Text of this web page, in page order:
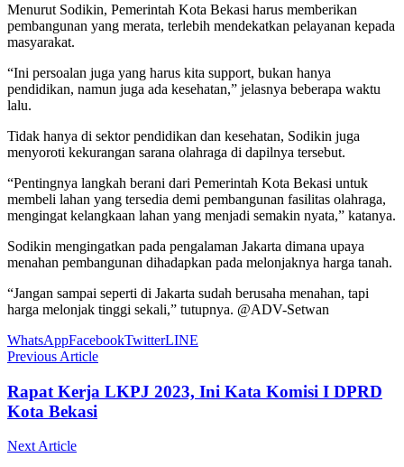
Menurut Sodikin, Pemerintah Kota Bekasi harus memberikan
pembangunan yang merata, terlebih mendekatkan pelayanan kepada
masyarakat.
“Ini persoalan juga yang harus kita support, bukan hanya
pendidikan, namun juga ada kesehatan,” jelasnya beberapa waktu
lalu.
Tidak hanya di sektor pendidikan dan kesehatan, Sodikin juga
menyoroti kekurangan sarana olahraga di dapilnya tersebut.
“Pentingnya langkah berani dari Pemerintah Kota Bekasi untuk
membeli lahan yang tersedia demi pembangunan fasilitas olahraga,
mengingat kelangkaan lahan yang menjadi semakin nyata,” katanya.
Sodikin mengingatkan pada pengalaman Jakarta dimana upaya
menahan pembangunan dihadapkan pada melonjaknya harga tanah.
“Jangan sampai seperti di Jakarta sudah berusaha menahan, tapi
harga melonjak tinggi sekali,” tutupnya. @ADV-Setwan
WhatsAppFacebookTwitterLINE
Previous Article
Rapat Kerja LKPJ 2023, Ini Kata Komisi I DPRD
Kota Bekasi
Next Article